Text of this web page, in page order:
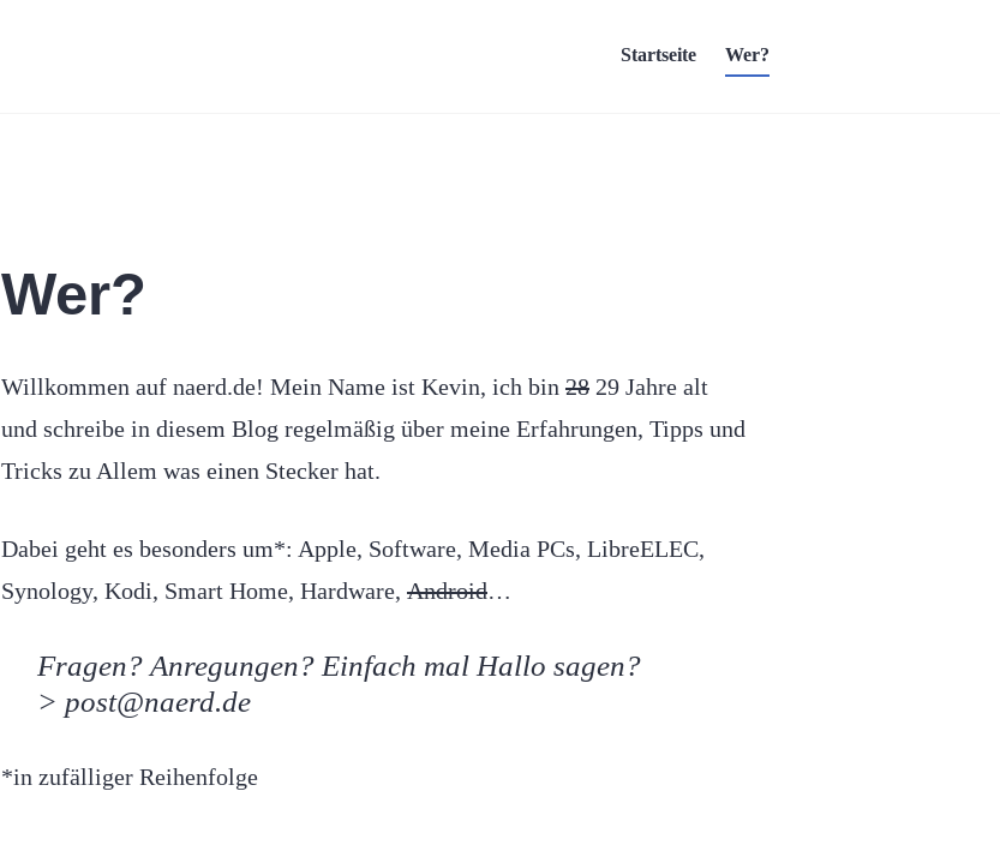
Startseite Wer?
Wer?
Willkommen auf naerd.de! Mein Name ist Kevin, ich bin 2829 Jahre alt
und schreibe in diesem Blog regelmäßig über meine Erfahrungen, Tipps und
Tricks zu Allem was einen Stecker hat.
Dabei geht es besonders um*: Apple, Software, Media PCs, LibreELEC,
Synology, Kodi, Smart Home, Hardware, Android…
Fragen? Anregungen? Einfach mal Hallo sagen?
> post@naerd.de
*in zufälliger Reihenfolge